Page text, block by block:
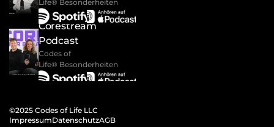
Life® Besonderheiten
Corestream
Podcast
Codes of
Life® Besonderheiten
©2025 Codes of Life LLC
ImpressumDatenschutzAGB